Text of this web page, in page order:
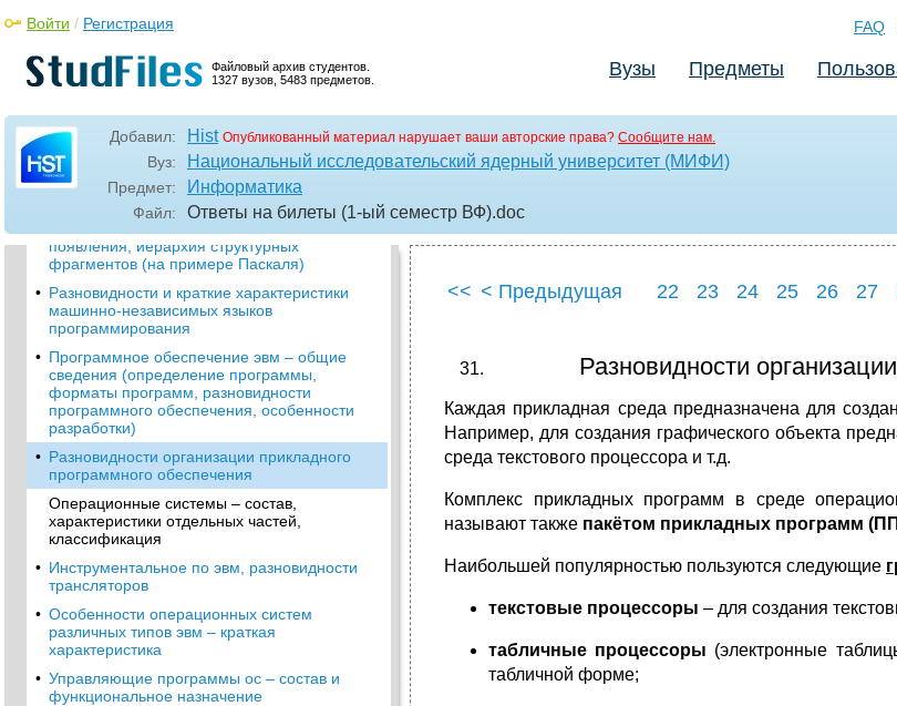
Файловый архив студентов.
1327 вузов, 5483 предметов.
Войти / Регистрация FAQ
Вузы Предметы
Добавил: Hist Опубликованный материал нарушает ваши авторские права? Сообщите нам.
Вуз: Национальный исследовательский ядерный университет (МИФИ)
Предмет: Информатика
Файл: Ответы на билеты (1-ый семестр ВФ).doc
используемые императивными языками
варианты реализации условных и
операторов повторения (на примере
Основные принципы процедурно-
ориентированного (модульного)
программирования, разновидности модулей
(на примере Фортрана)
Основные концепции структурного
появления, иерархия структурных
фрагментов (на примере Паскаля)
• Разновидности и краткие характеристики
машинно-независимых языков
программирования
• Программное обеспечение эвм – общие
сведения (определение программы,
форматы программ, разновидности
программного обеспечения, особенности
разработки)
• Разновидности организации прикладного
программного обеспечения
Операционные системы – состав,
характеристики отдельных частей,
классификация
• Инструментальное по эвм, разновидности
трансляторов
• Особенности операционных систем
различных типов эвм – краткая
характеристика
• Управляющие программы ос – состав и
функциональное назначение
<< < Предыдущая 22 23 24 25 26 27
Разновидности
Каждая прикладная среда предназначена для
Например, для создания графического объекта
среда текстового процессора и т.д.
Комплекс прикладных программ в среде
называют также пакётом прикладных программ
Наибольшей популярностью пользуются следующие
текстовые процессоры – для создания
табличные процессоры (электронные
табличной форме;